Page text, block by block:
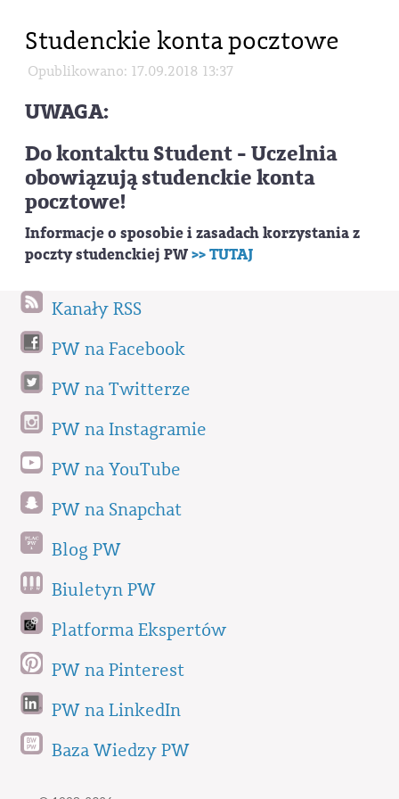
Studenckie konta pocztowe
Opublikowano: 17.09.2018 13:37
UWAGA:
Do kontaktu Student - Uczelnia
obowiązują studenckie konta
pocztowe!
Informacje o sposobie i zasadach korzystania z
poczty studenckiej PW>> TUTAJ
Kanały RSS
PW na Facebook
PW na Twitterze
PW na Instagramie
PW na YouTube
PW na Snapchat
Blog PW
Biuletyn PW
Platforma Ekspertów
PW na Pinterest
PW na LinkedIn
Baza Wiedzy PW